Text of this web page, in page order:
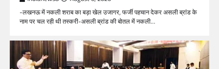
-लखनऊ में नकली शराब का बड़ा खेल उजागर, फर्जी पहचान देकर असली ब्रांड के
नाम पर चल रही थी तस्करी-असली ब्रांड की बोतल में नकली…